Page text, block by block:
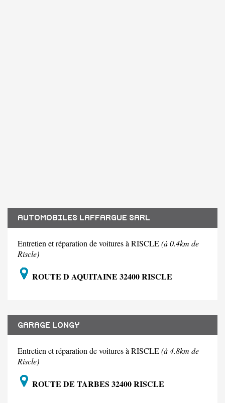
AUTOMOBILES LAFFARGUE SARL
Entretien et réparation de voitures à RISCLE(à 0.4km de
Riscle)
ROUTE D AQUITAINE 32400 RISCLE
GARAGE LONGY
Entretien et réparation de voitures à RISCLE(à 4.8km de
Riscle)
ROUTE DE TARBES 32400 RISCLE